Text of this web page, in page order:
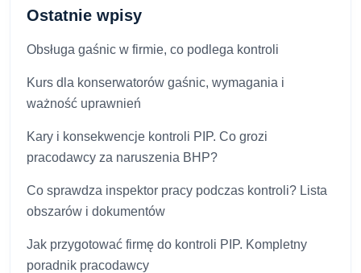
Ostatnie wpisy
Obsługa gaśnic w firmie, co podlega kontroli
Kurs dla konserwatorów gaśnic, wymagania i
ważność uprawnień
Kary i konsekwencje kontroli PIP. Co grozi
pracodawcy za naruszenia BHP?
Co sprawdza inspektor pracy podczas kontroli? Lista
obszarów i dokumentów
Jak przygotować firmę do kontroli PIP. Kompletny
poradnik pracodawcy